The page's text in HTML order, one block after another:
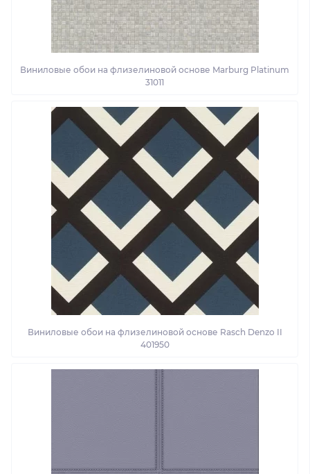
Виниловые обои на флизелиновой основе Marburg Platinum
31011
Виниловые обои на флизелиновой основе Rasch Denzo II
401950